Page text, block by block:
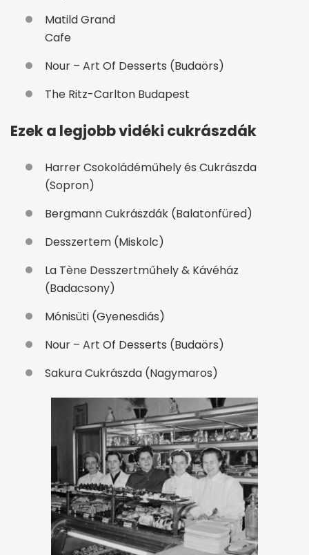
Matild Grand
Nour – Art Of Desserts (Budaörs)
The Ritz-Carlton Budapest
Ezek a legjobb vidéki cukrászdák
Harrer Csokoládéműhely és Cukrászda
(Sopron)
Bergmann Cukrászdák (Balatonfüred)
Desszertem (Miskolc)
La Tène Desszertműhely & Kávéház
(Badacsony)
Mónisüti (Gyenesdiás)
Nour – Art Of Desserts (Budaörs)
Sakura Cukrászda (Nagymaros)